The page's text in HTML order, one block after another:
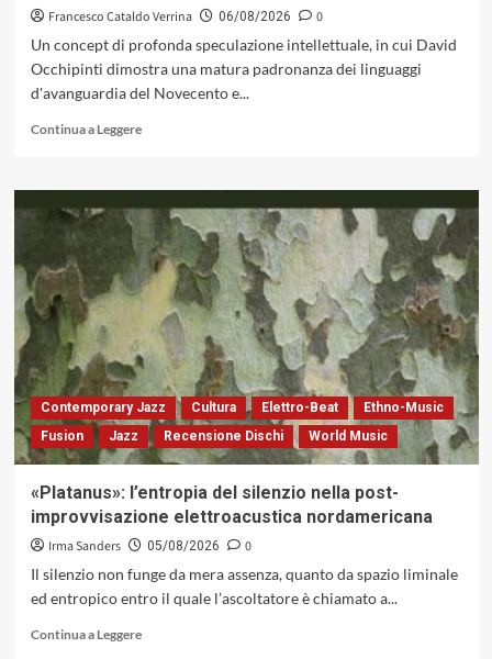
Francesco Cataldo Verrina 06/08/2026
0
Un concept di profonda speculazione intellettuale, in cui David
Occhipinti dimostra una matura padronanza dei linguaggi
d'avanguardia del Novecento e...
Continua a LeggereLeggi
su
Oltre
terza
corrente:
la
sintesi
strutturale
tra
e
avanguardia
colta
Glass»
di
David
Contemporary Jazz Cultura Elettro-Beat
Ethno-Music
Fusion
Jazz Recensione Dischi World Music
«Platanus»: l’entropia del silenzio nella post-
improvvisazione elettroacustica nordamericana
Irma Sanders 05/08/2026
0
Il silenzio non funge da mera assenza, quanto da spazio liminale
ed entropico entro il quale l’ascoltatore è chiamato a...
Continua a LeggereLeggi